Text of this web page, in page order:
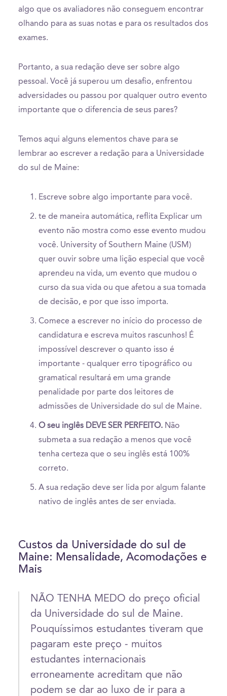
algo que os avaliadores não conseguem encontrar
olhando para as suas notas e para os resultados dos
exames.
Portanto, a sua redação deve ser sobre algo
pessoal. Você já superou um desafio, enfrentou
adversidades ou passou por qualquer outro evento
importante que o diferencia de seus pares?
Temos aqui alguns elementos chave para se
lembrar ao escrever a redação para a Universidade
do sul de Maine:
Escreve sobre algo importante para você.
te de maneira automática, reflita Explicar um
evento não mostra como esse evento mudou
você. University of Southern Maine (USM)
quer ouvir sobre uma lição especial que você
aprendeu na vida, um evento que mudou o
curso da sua vida ou que afetou a sua tomada
de decisão, e por que isso importa.
Comece a escrever no início do processo de
candidatura e escreva muitos rascunhos! É
impossível descrever o quanto isso é
importante - qualquer erro tipográfico ou
gramatical resultará em uma grande
penalidade por parte dos leitores de
admissões de Universidade do sul de Maine.
O seu inglês DEVE SER PERFEITO. Não
submeta a sua redação a menos que você
tenha certeza que o seu inglês está 100%
correto.
A sua redação deve ser lida por algum falante
nativo de inglês antes de ser enviada.
Custos da Universidade do sul de
Maine: Mensalidade, Acomodações e
Mais
NÃO TENHA MEDO do preço oficial
da Universidade do sul de Maine.
Pouquíssimos estudantes tiveram que
pagaram este preço - muitos
estudantes internacionais
erroneamente acreditam que não
podem se dar ao luxo de ir para a